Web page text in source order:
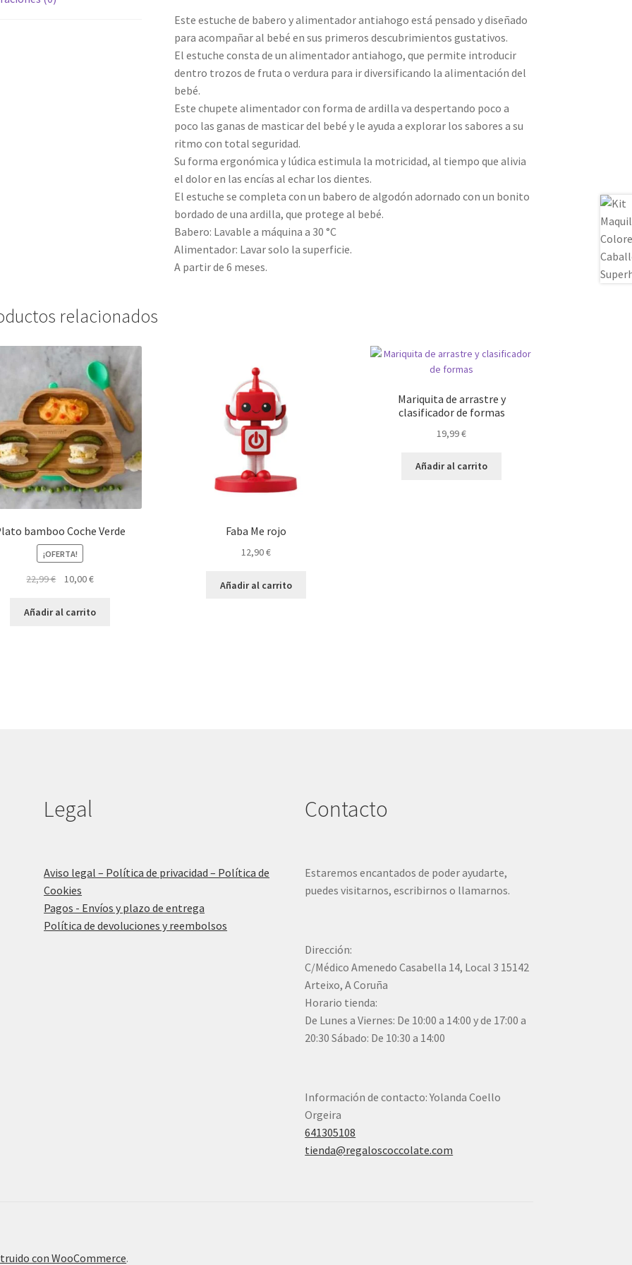
Este estuche de babero y alimentador antiahogo está pensado y diseñado
para acompañar al bebé en sus primeros descubrimientos gustativos.
El estuche consta de un alimentador antiahogo, que permite introducir
dentro trozos de fruta o verdura para ir diversificando la alimentación del
bebé.
Este chupete alimentador con forma de ardilla va despertando poco a
poco las ganas de masticar del bebé y le ayuda a explorar los sabores a su
ritmo con total seguridad.
Su forma ergonómica y lúdica estimula la motricidad, al tiempo que alivia
el dolor en las encías al echar los dientes.
El estuche se completa con un babero de algodón adornado con un bonito
bordado de una ardilla, que protege al bebé.
Babero: Lavable a máquina a 30 °C
Alimentador: Lavar solo la superficie.
A partir de 6 meses.
relacionados
bamboo Coche Verde
¡OFERTA!
22,99€
original
10,00€El
actual
Añadir al carrito
Faba Me rojo
12,90€
Añadir al carrito
Mariquita de arrastre y
clasificador de formas
19,99€
Añadir al carrito
Legal
Aviso legal – Política de privacidad – Política de
Cookies
Pagos - Envíos y plazo de entrega
Política de devoluciones y reembolsos
Contacto
Estaremos encantados de poder ayudarte,
puedes visitarnos, escribirnos o llamarnos.
Dirección:
C/Médico Amenedo Casabella 14, Local 3 15142
Arteixo, A Coruña
Horario tienda:
De Lunes a Viernes: De 10:00 a 14:00 y de 17:00 a
20:30 Sábado: De 10:30 a 14:00
Información de contacto: Yolanda Coello
Orgeira
641305108
tienda@regaloscoccolate.com
con WooCommerce.